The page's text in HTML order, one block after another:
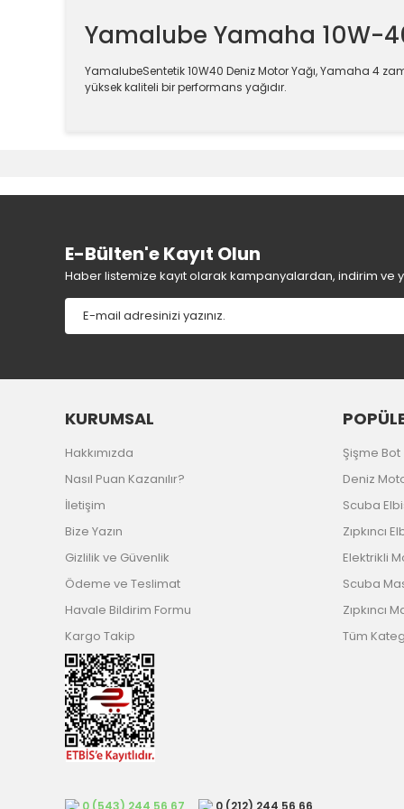
Yamalube Yamaha 10W-
YamalubeSentetik 10W40 Deniz Motor Yağı, Yamaha 4
yüksek kaliteli bir performans yağıdır.
Ürün resmi kalitesiz, bozuk veya görüntülenemiyor.
Ürün bilgilerinde hatalar bulunuyor.
Ürün fiyatı diğer sitelerden daha pahalı.
Bu ürüne benzer farklı alternatifler olmalı.
E-Bülten'e Kayıt Olun
Haber listemize kayıt olarak kampanyalardan, indirim ve
KURUMSAL
Hakkımızda
Nasıl Puan Kazanılır?
İletişim
Bize Yazın
Gizlilik ve Güvenlik
Ödeme ve Teslimat
Havale Bildirim Formu
Kargo Takip
Şişme Bot
Deniz
Scuba
Zıpkıncı
Elektrikli
Scuba
Zıpkıncı
Tüm
0 (543) 244 56 67 0 (212) 244 56 66